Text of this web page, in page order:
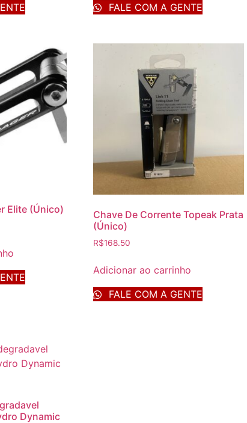
FALE COM A GENTE
Elite (Único)
Chave De Corrente Topeak Prata
(Único)
R$168.50
Adicionar ao carrinho
FALE COM A GENTE
Dynamic